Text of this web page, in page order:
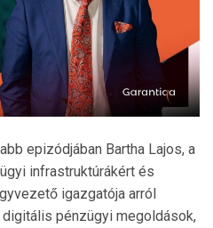
epizódjában Bartha Lajos, a
infrastruktúrákért és
igazgatója arról
pénzügyi megoldások,